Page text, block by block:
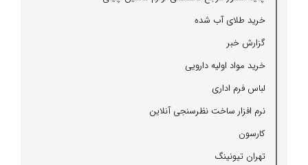
خرید طلای آب شده
گزارش خبر
خرید مواد اولیه دارویی
لباس فرم اداری
نرم افزار ساخت نظرسنجی آنلاین
كارسون
تهران تیونینگ